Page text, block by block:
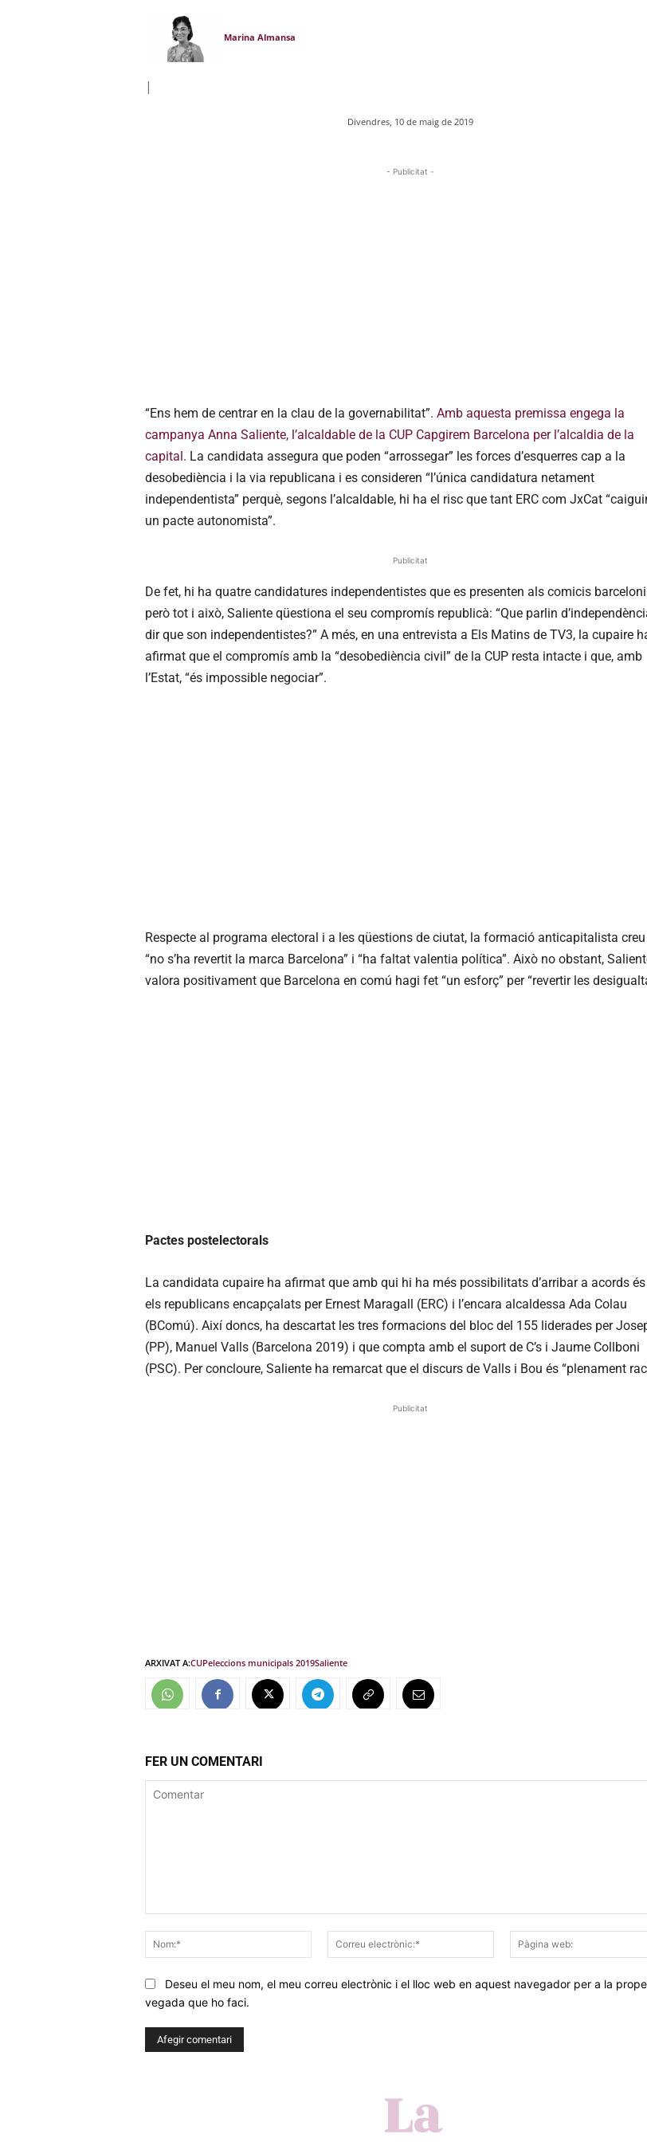
Marina Almansa
|
Divendres, 10 de maig de 2019
- Publicitat -
“Ens hem de centrar en la clau de la governabilitat”. Amb aquesta premissa engega la
campanya Anna Saliente, l’alcaldable de la CUP Capgirem Barcelona per l’alcaldia de la
capital. La candidata assegura que poden “arrossegar” les forces d’esquerres cap a la
desobediència i la via republicana i es consideren “l’única candidatura netament
independentista” perquè, segons l’alcaldable, hi ha el risc que tant ERC com JxCat
un pacte autonomista”.
Publicitat
De fet, hi ha quatre candidatures independentistes que es presenten als comicis
però tot i això, Saliente qüestiona el seu compromís republicà: “Que parlin
dir que son independentistes?” A més, en una entrevista a Els Matins de TV3, la cupaire
afirmat que el compromís amb la “desobediència civil” de la CUP resta intacte i que, amb
l’Estat, “és impossible negociar”.
Respecte al programa electoral i a les qüestions de ciutat, la formació anticapitalista
“no s’ha revertit la marca Barcelona” i “ha faltat valentia política”. Això no obstant,
valora positivament que Barcelona en comú hagi fet “un esforç” per “revertir les
Pactes postelectorals
La candidata cupaire ha afirmat que amb qui hi ha més possibilitats d’arribar a acords
els republicans encapçalats per Ernest Maragall (ERC) i l’encara alcaldessa Ada Colau
(BComú). Així doncs, ha descartat les tres formacions del bloc del 155 liderades per
(PP), Manuel Valls (Barcelona 2019) i que compta amb el suport de C’s i Jaume Collboni
(PSC). Per concloure, Saliente ha remarcat que el discurs de Valls i Bou és “plenament
Publicitat
ARXIVAT A:CUPeleccions municipals 2019Saliente
FER UN COMENTARI
Nom:*
Correu
electrònic:*
Deseu el meu nom, el meu correu electrònic i el lloc web en aquest navegador per a la
vegada que ho faci.